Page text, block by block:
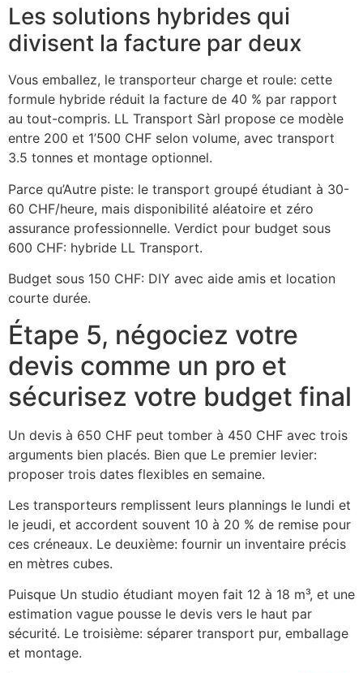
Les solutions hybrides qui
divisent la facture par deux
Vous emballez, le transporteur charge et roule: cette
formule hybride réduit la facture de 40 % par rapport
au tout-compris. LL Transport Sàrl propose ce modèle
entre 200 et 1’500 CHF selon volume, avec transport
3.5 tonnes et montage optionnel.
Parce qu’Autre piste: le transport groupé étudiant à 30-
60 CHF/heure, mais disponibilité aléatoire et zéro
assurance professionnelle. Verdict pour budget sous
600 CHF: hybride LL Transport.
Budget sous 150 CHF: DIY avec aide amis et location
courte durée.
Étape 5, négociez votre
devis comme un pro et
sécurisez votre budget final
Un devis à 650 CHF peut tomber à 450 CHF avec trois
arguments bien placés. Bien que Le premier levier:
proposer trois dates flexibles en semaine.
Les transporteurs remplissent leurs plannings le lundi et
le jeudi, et accordent souvent 10 à 20 % de remise pour
ces créneaux. Le deuxième: fournir un inventaire précis
en mètres cubes.
Puisque Un studio étudiant moyen fait 12 à 18 m³, et une
estimation vague pousse le devis vers le haut par
sécurité. Le troisième: séparer transport pur, emballage
et montage.